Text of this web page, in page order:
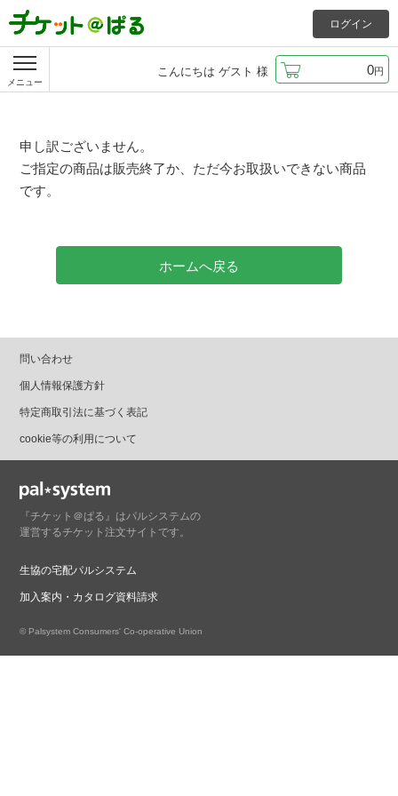
メニュー
こんにちは ゲスト 様 0円
ログイン
申し訳ございません。
ご指定の商品は販売終了か、ただ今お取扱いできない商品
です。
ホームへ戻る
問い合わせ
個人情報保護方針
特定商取引法に基づく表記
cookie等の利用について
『チケット＠ぱる』はパルシステムの
運営するチケット注文サイトです。
生協の宅配パルシステム
加入案内・カタログ資料請求
© Palsystem Consumers' Co-operative Union